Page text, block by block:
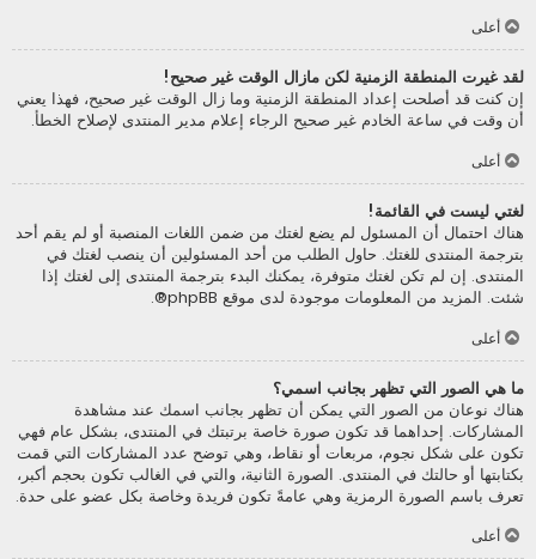
أعلى
لقد غيرت المنطقة الزمنية لكن مازال الوقت غير صحيح!
إن كنت قد أصلحت إعداد المنطقة الزمنية وما زال الوقت غير صحيح، فهذا يعني
أن وقت في ساعة الخادم غير صحيح الرجاء إعلام مدير المنتدى لإصلاح الخطأ.
أعلى
لغتي ليست في القائمة!
هناك احتمال أن المسئول لم يضع لغتك من ضمن اللغات المنصبة أو لم يقم أحد
بترجمة المنتدى للغتك. حاول الطلب من أحد المسئولين أن ينصب لغتك في
المنتدى. إن لم تكن لغتك متوفرة، يمكنك البدء بترجمة المنتدى إلى لغتك إذا
شئت. المزيد من المعلومات موجودة لدى موقع phpBB
®.
أعلى
ما هي الصور التي تظهر بجانب اسمي؟
هناك نوعان من الصور التي يمكن أن تظهر بجانب اسمك عند مشاهدة
المشاركات. إحداهما قد تكون صورة خاصة برتبتك في المنتدى، بشكل عام فهي
تكون على شكل نجوم، مربعات أو نقاط، وهي توضح عدد المشاركات التي قمت
بكتابتها أو حالتك في المنتدى. الصورة الثانية، والتي في الغالب تكون بحجم أكبر،
تعرف باسم الصورة الرمزية وهي عامةً تكون فريدة وخاصة بكل عضو على حدة.
أعلى